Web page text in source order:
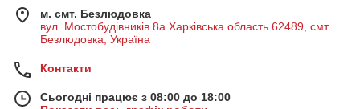
м. смт. Безлюдовка
вул. Мостобудівників 8а Харківська область 62489, смт.
Безлюдовка, Україна
Контакти
Сьогодні працює з 08:00 до 18:00